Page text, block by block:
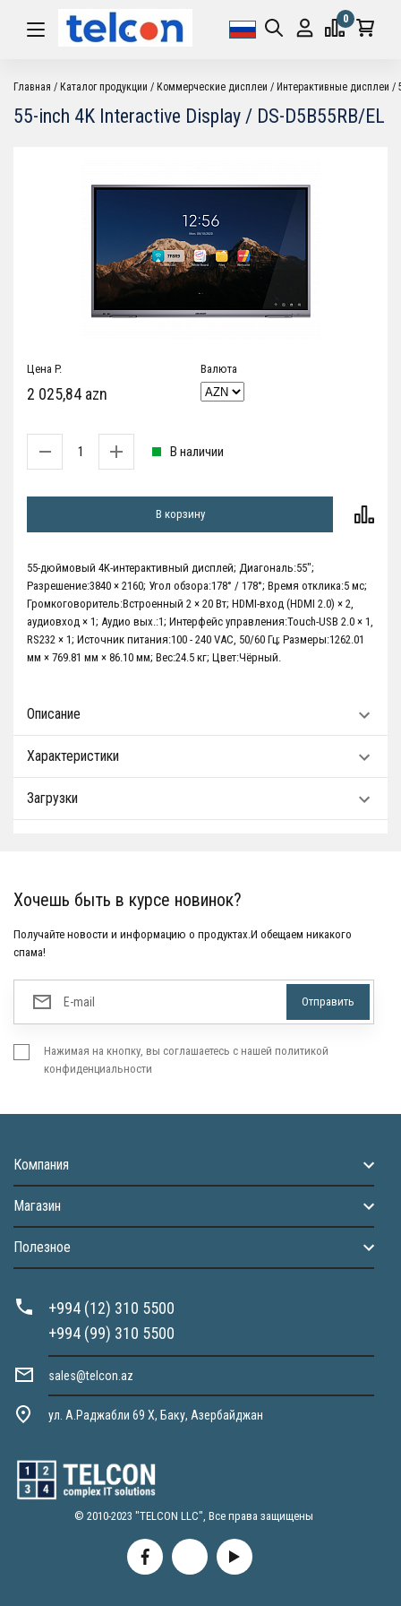
0
Главная Каталог продукции Коммерческие дисплеи Интерактивные дисплеи
55-inch 4K Interactive Display / DS-D5B55RB/EL
Цена P.
2 025,84 azn
Валюта
В наличии
В корзину
55-дюймовый 4K-интерактивный дисплей; Диагональ:55";
Разрешение:3840 × 2160; Угол обзора:178° / 178°; Время отклика:5 мс;
Громкоговоритель:Встроенный 2 × 20 Вт; HDMI-вход (HDMI 2.0) × 2,
аудиовход × 1; Аудио вых.:1; Интерфейс управления:Touch-USB 2.0 × 1,
RS232 × 1; Источник питания:100 - 240 VAC, 50/60 Гц; Размеры:1262.01
мм × 769.81 мм × 86.10 мм; Вес:24.5 кг; Цвет:Чёрный.
Описание
Характеристики
Загрузки
Хочешь быть в курсе новинок?
Получайте новости и информацию о продуктах.И обещаем никакого
спама!
Нажимая на кнопку, вы соглашаетесь с нашей политикой
конфиденциальности
Компания
Магазин
Полезное
+994 (12) 310 5500
+994 (99) 310 5500
sales@telcon.az
ул. А.Раджабли 69 X, Баку, Азербайджан
© 2010-2023 "TELCON LLC", Все права защищены